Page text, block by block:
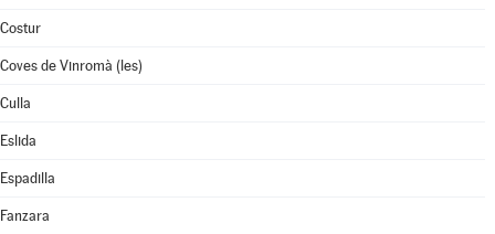
Costur
Coves de Vinromà (les)
Culla
Eslida
Espadilla
Fanzara